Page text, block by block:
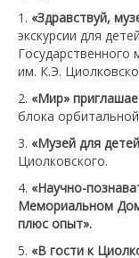
1. «Здравствуй,
экскурсии для
им. К.Э.
2. «Мир»
блока
3. «Музей для
Циолковского.
4. «Научно-
Мемориальном
плюс опыт».
5. «В гости к